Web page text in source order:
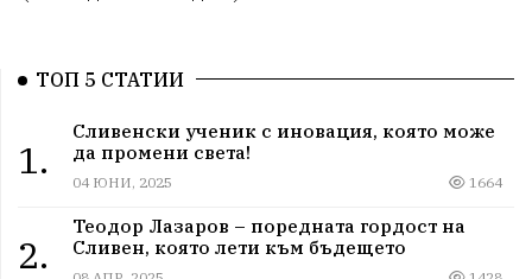
ТОП 5 СТАТИИ
1.
Сливенски ученик с иновация, която може
да промени света!
04 ЮНИ, 2025 1664
2.
Теодор Лазаров – поредната гордост на
Сливен, която лети към бъдещето